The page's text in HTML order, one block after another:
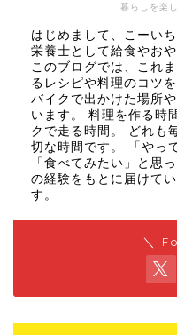
暮らしを楽
はじめまして、こーい
栄養士として給食やお
このブログでは、これ
るレシピや料理のコツ
バイクで出かけた場所
います。 料理を作る時
クで走る時間。 どれも
切な時間です。 「やっ
「食べてみたい」と思
の経験をもとに届けて
す。
＼